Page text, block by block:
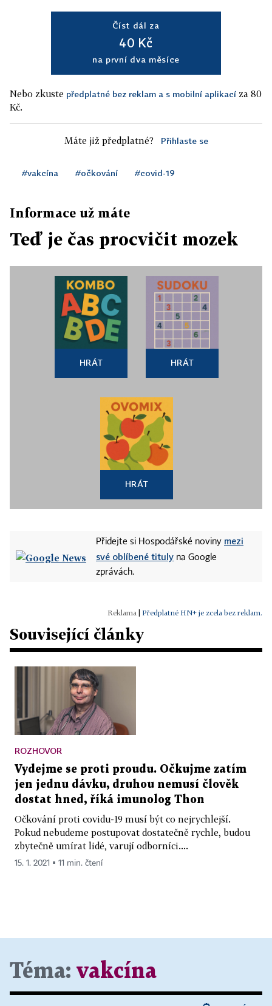
Číst dál za
40 Kč
na první dva měsíce
Nebo zkuste předplatné bez reklam a s mobilní aplikací za 80
Kč.
Máte již předplatné? Přihlaste se
#vakcína #očkování #covid-19
Informace už máte
Teď je čas procvičit mozek
HRÁT HRÁT
HRÁT
Přidejte si Hospodářské noviny mezi
své oblíbené tituly na Google
zprávách.
Předplatné HN+ je zcela bez reklam.
Související články
ROZHOVOR
Vydejme se proti proudu. Očkujme zatím
jen jednu dávku, druhou nemusí člověk
dostat hned, říká imunolog Thon
Očkování proti covidu-19 musí být co nejrychlejší.
Pokud nebudeme postupovat dostatečně rychle, budou
zbytečně umírat lidé, varují odborníci....
15. 1. 2021 ▪ 11 min. čtení
Téma: vakcína